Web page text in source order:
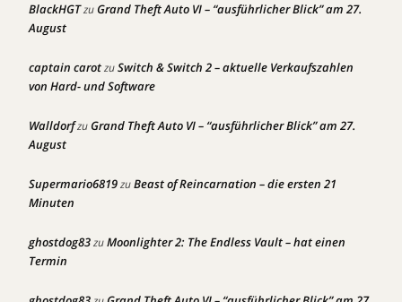
BlackHGTzuGrand Theft Auto VI – “ausführlicher Blick” am 27.
August
captain carotzuSwitch & Switch 2 – aktuelle Verkaufszahlen
von Hard- und Software
WalldorfzuGrand Theft Auto VI – “ausführlicher Blick” am 27.
August
Supermario6819zuBeast of Reincarnation – die ersten 21
Minuten
ghostdog83zuMoonlighter 2: The Endless Vault – hat einen
Termin